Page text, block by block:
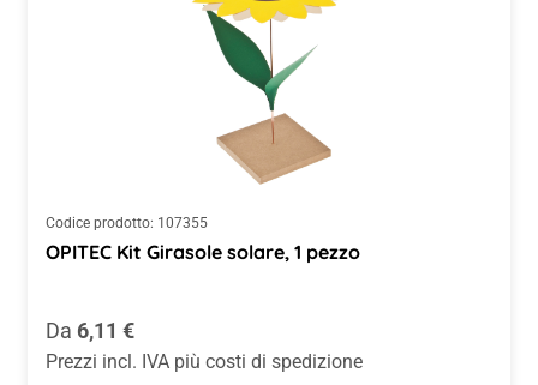
Codice prodotto: 107355
OPITEC Kit Girasole solare, 1 pezzo
Prezzo normale:
Da 6,11 €
Prezzi incl. IVA più costi di spedizione